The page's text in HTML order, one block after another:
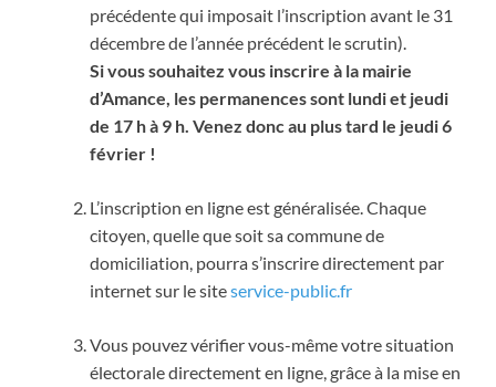
précédente qui imposait l’inscription avant le 31
décembre de l’année précédent le scrutin).
Si vous souhaitez vous inscrire à la mairie
d’Amance, les permanences sont lundi et jeudi
de 17 h à 9 h. Venez donc au plus tard le jeudi 6
février !
L’inscription en ligne est généralisée. Chaque
citoyen, quelle que soit sa commune de
domiciliation, pourra s’inscrire directement par
internet sur le siteservice-public.fr
Vous pouvez vérifier vous-même votre situation
électorale directement en ligne, grâce à la mise en